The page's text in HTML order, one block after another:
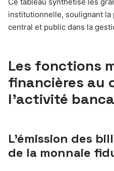
institutionnelle, soulignant
central et public dans la
Les fonctions
financières au
l’activité
L’émission des
de la monnaie